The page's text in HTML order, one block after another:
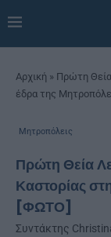
Αρχική » Πρώτη
έδρα της
Μητροπόλεις
Πρώτη Θεία
Καστορίας
[ΦΩΤΟ]
Συντάκτης